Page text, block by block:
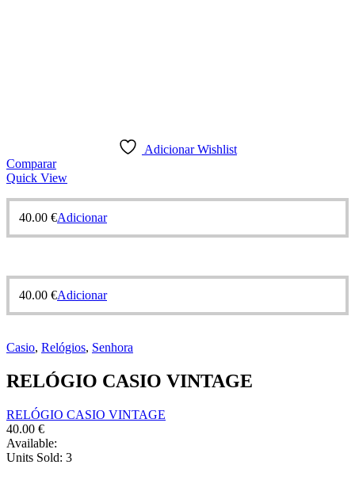
Adicionar Wishlist
Comparar
Quick View
40.00 €Adicionar
40.00 €Adicionar
Casio, Relógios, Senhora
RELÓGIO CASIO VINTAGE
RELÓGIO CASIO VINTAGE
40.00 €
Available:
Units Sold: 3